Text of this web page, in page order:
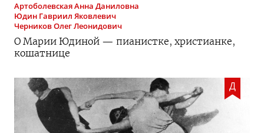
АртоболевскаяАнна Даниловна
Юдин Гавриил Яковлевич
ЧерниковОлег Леонидович
О Марии Юдиной — пианистке, христианке,
кошатнице
Д